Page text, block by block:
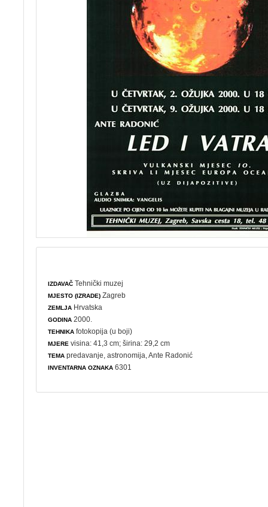
IZDAVAČ Tehnički muzej
MJESTO (IZRADE) Zagreb
ZEMLJA Hrvatska
GODINA 2000.
TEHNIKA fotokopija (u boji)
MJERE visina: 41,3 cm; širina: 29,2 cm
TEMA predavanje ,astronomija , Ante Radonić
INVENTARNA OZNAKA 6301